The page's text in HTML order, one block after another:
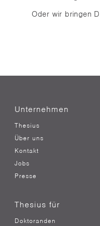
Oder wir bringen
Unternehmen
Thesius
Über uns
Kontakt
Jobs
Presse
Thesius für
Doktoranden